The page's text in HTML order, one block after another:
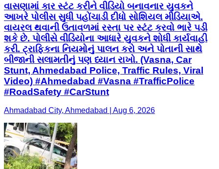
વાસણામાં કાર સ્ટંટ કરીને વીડિયો બનાવનાર યુવકને
આખરે પોલીસ સુધી પહોંચાડી દીધો સોશિયલ મીડિયાએ.
વાયરલ થવાની ઉતાવળમાં રસ્તા પર સ્ટંટ કરવો ભારે પડી
શકે છે. પોલીસે વીડિયોના આધારે યુવકને શોધી કાર્યવાહી
કરી. ટ્રાફિકના નિયમોનું પાલન કરો અને પોતાની સાથે
બીજાની સલામતીનું પણ ધ્યાન રાખો. (Vasna, Car
Stunt, Ahmedabad Police, Traffic Rules, Viral
Video) #Ahmedabad #Vasna #TrafficPolice
#RoadSafety #CarStunt
Ahmadabad City, Ahmedabad | Aug 6, 2026